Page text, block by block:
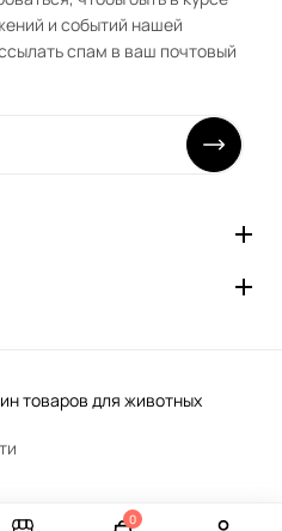
и событий нашей
спам в ваш почтовый
товаров для животных
0